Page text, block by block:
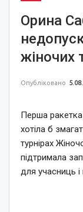
Орина
жіночих
Опубліковано
Перша
хотіла б
турнірах
підтримала
для учасниць